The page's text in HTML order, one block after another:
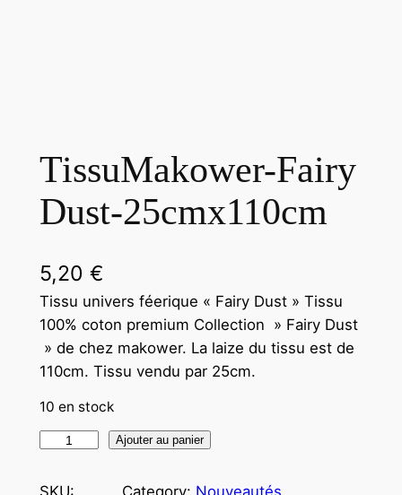
TissuMakower-Fairy
Dust-25cmx110cm
5,20 €
Tissu univers féerique « Fairy Dust » Tissu
100% coton premium Collection » Fairy Dust
» de chez makower. La laize du tissu est de
110cm. Tissu vendu par 25cm.
10 en stock
Ajouter au panier